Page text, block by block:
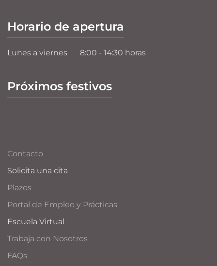
Horario de apertura
Lunes a viernes 8:00 - 14:30 horas
Próximos festivos
Contacto
Solicita una cita
Plazos
Portal de Empleo y Prácticas
Escuela Virtual
Trabaja con Nosotros
FAQs